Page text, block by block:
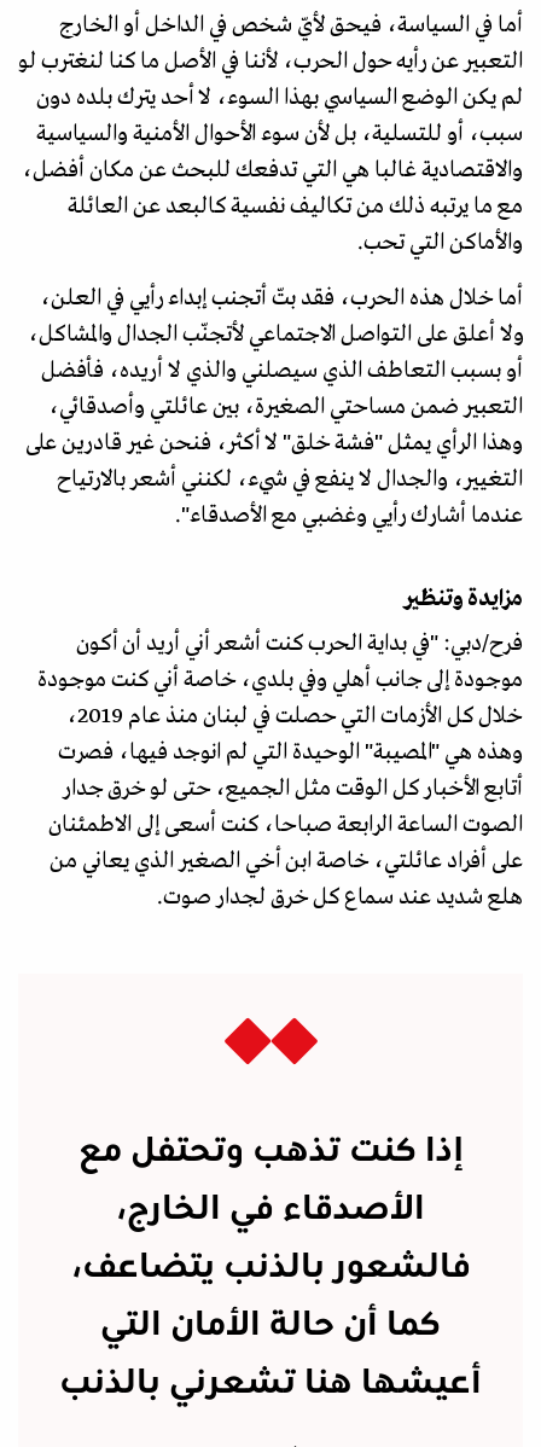
أما في السياسة، فيحق لأيّ شخص في الداخل أو الخارج
التعبير عن رأيه حول الحرب، لأننا في الأصل ما كنا لنغترب لو
لم يكن الوضع السياسي بهذا السوء، لا أحد يترك بلده دون
سبب، أو للتسلية، بل لأن سوء الأحوال الأمنية والسياسية
والاقتصادية غالبا هي التي تدفعك للبحث عن مكان أفضل،
مع ما يرتبه ذلك من تكاليف نفسية كالبعد عن العائلة
والأماكن التي تحب.
أما خلال هذه الحرب، فقد بتّ أتجنب إبداء رأيي في العلن،
ولا أعلق على التواصل الاجتماعي لأتجنّب الجدال والمشاكل،
أو بسبب التعاطف الذي سيصلني والذي لا أريده، فأفضل
التعبير ضمن مساحتي الصغيرة، بين عائلتي وأصدقائي،
وهذا الرأي يمثل "فشة خلق" لا أكثر، فنحن غير قادرين على
التغيير، والجدال لا ينفع في شيء، لكنني أشعر بالارتياح
عندما أشارك رأيي وغضبي مع الأصدقاء".
مزايدة وتنظير
فرح/دبي: "في بداية الحرب كنت أشعر أني أريد أن أكون
موجودة إلى جانب أهلي وفي بلدي، خاصة أني كنت موجودة
خلال كل الأزمات التي حصلت في لبنان منذ عام 2019،
وهذه هي "المصيبة" الوحيدة التي لم انوجد فيها، فصرت
أتابع الأخبار كل الوقت مثل الجميع، حتى لو خرق جدار
الصوت الساعة الرابعة صباحا، كنت أسعى إلى الاطمئنان
على أفراد عائلتي، خاصة ابن أخي الصغير الذي يعاني من
هلع شديد عند سماع كل خرق لجدار صوت.
إذا كنت تذهب وتحتفل مع
الأصدقاء في الخارج،
فالشعور بالذنب يتضاعف،
كما أن حالة الأمان التي
أعيشها هنا تشعرني بالذنب